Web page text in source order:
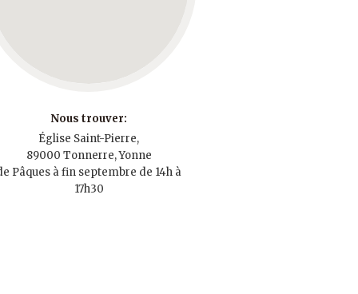
Nous trouver:
Église Saint-Pierre,
89000 Tonnerre, Yonne
Pâques à fin septembre de 14h à
17h30